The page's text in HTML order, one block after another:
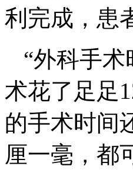
利完成，患
“外科手
术花了足足
的手术时间
厘一毫，都